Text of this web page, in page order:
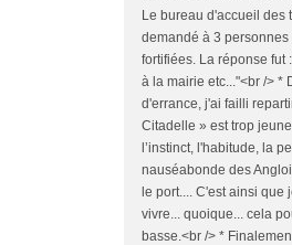
Le bureau d'accueil des
demandé à 3
fortifiées. La réponse fut
à la mairie etc..."<br /> *
d'errance, j'ai failli
Citadelle » est trop jeune
l’instinct, l'habitude, la
nauséabonde des
le port.... C'est ainsi que
vivre... quoique... cela
basse.<br /> *